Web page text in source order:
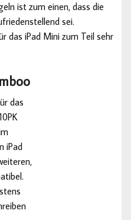
ist zum einen, dass die
sei.
das iPad Mini zum Teil sehr
das
iPad